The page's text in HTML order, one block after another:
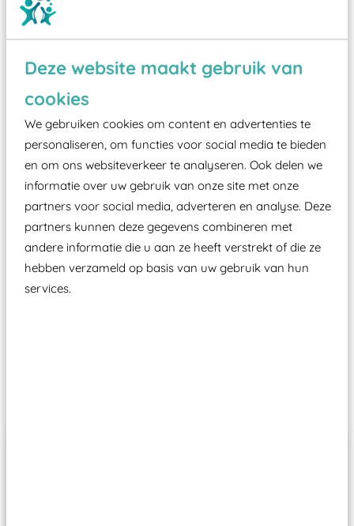
Deze website maakt gebruik van
cookies
We gebruiken cookies om content en advertenties te
personaliseren, om functies voor social media te bieden
en om ons websiteverkeer te analyseren. Ook delen we
informatie over uw gebruik van onze site met onze
partners voor social media, adverteren en analyse. Deze
partners kunnen deze gegevens combineren met
andere informatie die u aan ze heeft verstrekt of die ze
hebben verzameld op basis van uw gebruik van hun
services.
Wist je dat:
Vanaf een valhoogte van 1,5 meter een speciale
valondergrond onder speeltoestellen verplicht is
zoals kunstgras, rubber tegels of boomschors?
Elk speeltoestel in de openbare ruimte voorzien
moet zijn van een typekeuring, -plaatje en
certificering, uitgegeven door een Nederlands
aangewezen keuringsinstantie?
Wij ook speeltoestellen kunnen laten keuren zodat